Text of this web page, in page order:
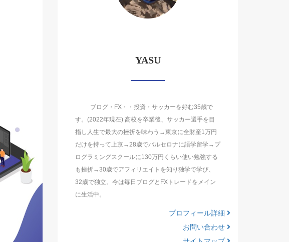
YASU
ブログ・FX・・投資・サッカーを好む35歳で
す。(2022年現在) 高校を卒業後、サッカー選手を目
指し人生で最大の挫折を味わう→東京に全財産1万円
だけを持って上京→28歳でバルセロナに語学留学→プ
ログラミングスクールに130万円くらい使い勉強する
も挫折→30歳でアフィリエイトを知り独学で学び、
32歳で独立。今は毎日ブログとFXトレードをメイン
に生活中。
プロフィール詳細
お問い合わせ